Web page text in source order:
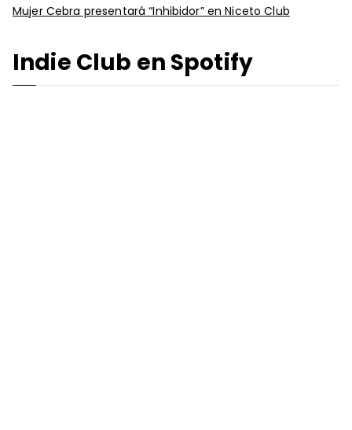
Mujer Cebra presentará “Inhibidor” en Niceto Club
Indie Club en Spotify